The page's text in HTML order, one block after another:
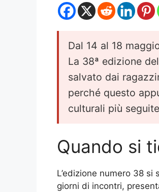
Dal 14 al 18
La 38ª edizione
salvato dai
perché questo
culturali più
Quando si
L’edizione numero 38
giorni di incontri,